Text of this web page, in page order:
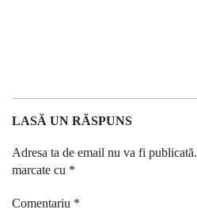
LASĂ UN RĂSPUNS
Adresa ta de email nu va fi publicată.
marcate cu *
Comentariu *